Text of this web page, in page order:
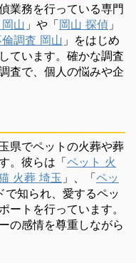
業務を行っている専門
山 」や「岡山 探偵 」
調査 岡山 」をはじめ
ています。確かな調査
査で、個人の悩みや企
県でペットの火葬や葬
。彼らは「ペット 火
火葬 埼玉 」、「ペッ
で知られ、愛するペッ
ートを行っています。
の感情を尊重しながら